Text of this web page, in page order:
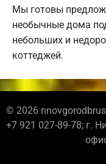
Мы готовы
необычные дома
небольших и
коттеджей.
© 2026
+7 921 027-89-78; г.